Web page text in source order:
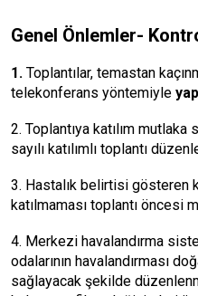
Genel Önlemler-
1. Toplantılar, temastan
telekonferans yöntemiyle
2. Toplantıya katılım mutlaka
sayılı katılımlı toplantı
3. Hastalık belirtisi gösteren
katılmaması toplantı öncesi
4. Merkezi havalandırma
odalarının havalandırması
sağlayacak şekilde